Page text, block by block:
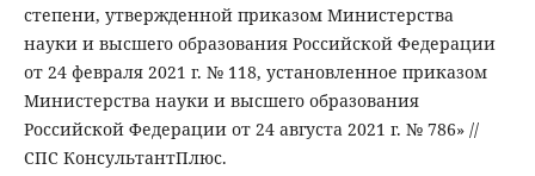
степени, утвержденной приказом Министерства
науки и высшего образования Российской Федерации
от 24 февраля 2021 г. № 118, установленное приказом
Министерства науки и высшего образования
Российской Федерации от 24 августа 2021 г. № 786» //
СПС КонсультантПлюс.